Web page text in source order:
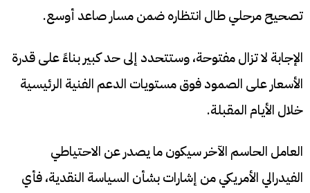
تصحيح مرحلي طال انتظاره ضمن مسار صاعد أوسع.
الإجابة لا تزال مفتوحة، وستتحدد إلى حد كبير بناءً على قدرة
الأسعار على الصمود فوق مستويات الدعم الفنية الرئيسية
خلال الأيام المقبلة.
العامل الحاسم الآخر سيكون ما يصدر عن الاحتياطي
الفيدرالي الأمريكي من إشارات بشأن السياسة النقدية، فأي